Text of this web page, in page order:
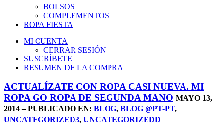
BOLSOS
COMPLEMENTOS
ROPA FIESTA
MI CUENTA
CERRAR SESIÓN
SUSCRÍBETE
RESUMEN DE LA COMPRA
ACTUALÍZATE CON ROPA CASI NUEVA. MI
ROPA GO ROPA DE SEGUNDA MANO MAYO 13,
2014 – PUBLICADO EN: BLOG, BLOG @PT-PT,
UNCATEGORIZED3, UNCATEGORIZEDD